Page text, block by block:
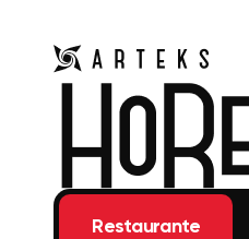
Restaurante